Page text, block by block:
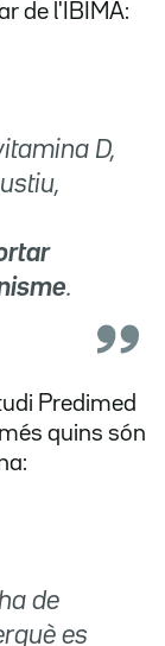
de l'IBIMA:
D,
.
Predimed
quins són
de
es